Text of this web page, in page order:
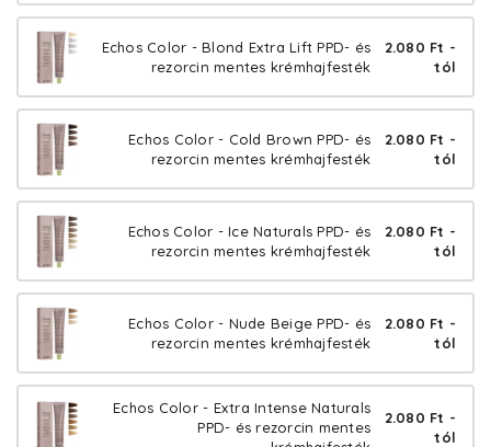
Echos Color - Blond Extra Lift PPD- és
rezorcin mentes krémhajfesték
2.080 Ft -
tól
Echos Color - Cold Brown PPD- és
rezorcin mentes krémhajfesték
2.080 Ft -
tól
Echos Color - Ice Naturals PPD- és
rezorcin mentes krémhajfesték
2.080 Ft -
tól
Echos Color - Nude Beige PPD- és
rezorcin mentes krémhajfesték
2.080 Ft -
tól
Echos Color - Extra Intense Naturals
PPD- és rezorcin mentes
2.080 Ft -
tól